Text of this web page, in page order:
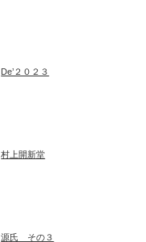
De’２０２３
村上開新堂
源氏 その３